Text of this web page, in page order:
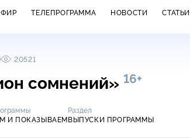
ТЕЛЕПРОГРАММА НОВОСТИ СТАТЬИ
20521
сомнений» 16+
И ПОКАЗЫВАЕМ
Раздел
ВЫПУСКИ ПРОГРАММЫ